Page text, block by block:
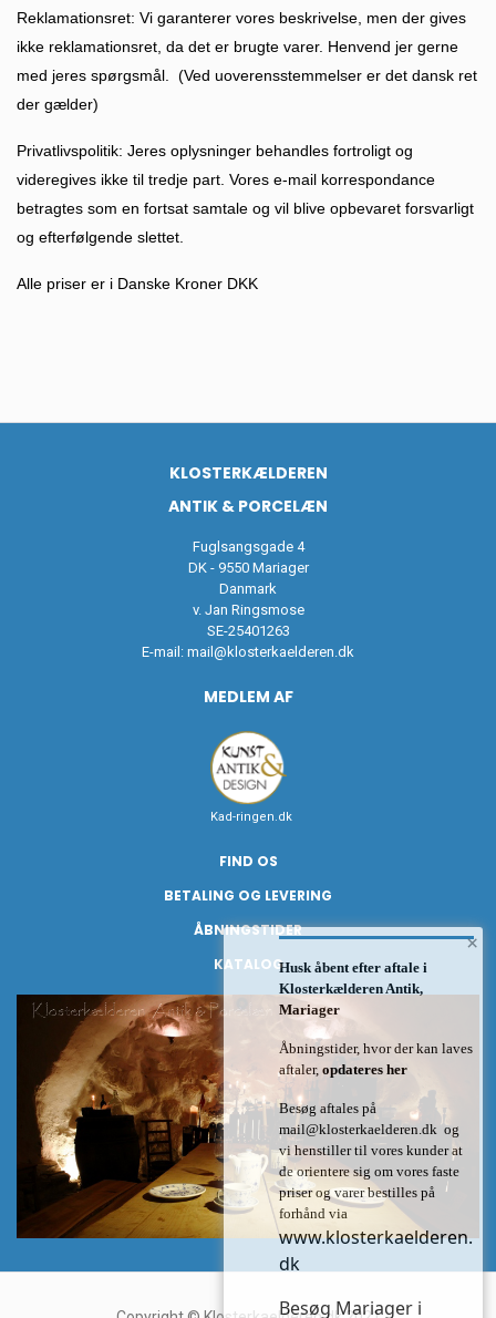
Reklamationsret: Vi garanterer vores beskrivelse, men der gives
ikke reklamationsret, da det er brugte varer. Henvend jer gerne
med jeres spørgsmål. (Ved uoverensstemmelser er det dansk ret
der gælder)
Privatlivspolitik: Jeres oplysninger behandles fortroligt og
videregives ikke til tredje part. Vores e-mail korrespondance
betragtes som en fortsat samtale og vil blive opbevaret forsvarligt
og efterfølgende slettet.
Alle priser er i Danske Kroner DKK
KLOSTERKÆLDEREN
ANTIK & PORCELÆN
Fuglsangsgade 4
DK - 9550 Mariager
Danmark
v. Jan Ringsmose
SE-25401263
E-mail: mail@klosterkaelderen.dk
MEDLEM AF
Kad-ringen.dk
FIND OS
BETALING OG LEVERING
ÅBNINGSTIDER
KATALOG
×
Husk åbent efter aftale i
Klosterkælderen Antik,
Mariager
Åbningstider, hvor der kan laves
aftaler, opdateres her
Besøg aftales på
mail@klosterkaelderen.dk og
vi henstiller til vores kunder at
de orientere sig om vores faste
priser og varer bestilles på
forhånd via
www.klosterkaelderen.
dk
Besøg Mariager i